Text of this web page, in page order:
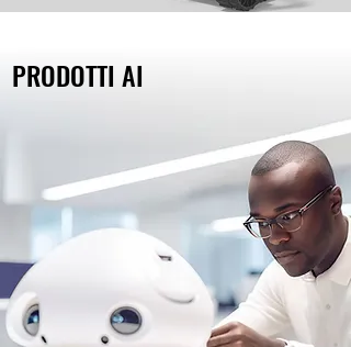
PRODOTTI AI